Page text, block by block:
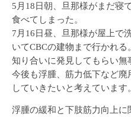
5月18日朝、旦那様がまだ寝
食べてしまった。
7月16日昼、旦那様が屋上で
いてCBCの建物まで行かれる。
知り合いに発見してもらい無
今後も浮腫、筋力低下など
していきたいと考えています。
浮腫の緩和と下肢筋力向上